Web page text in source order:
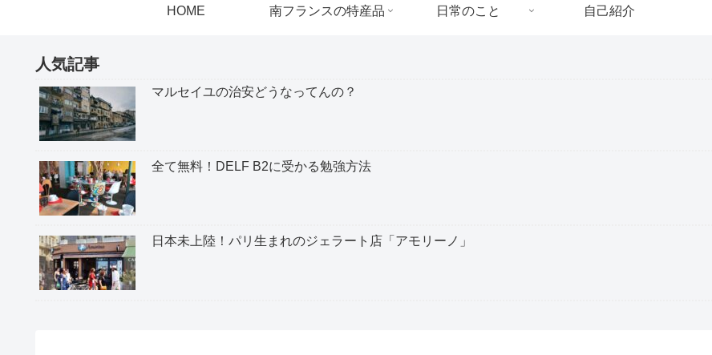
HOME 南フランスの特産品 日常のこと 自己紹介
人気記事
マルセイユの治安どうなってんの？
全て無料！DELF B2に受かる勉強方法
日本未上陸！パリ生まれのジェラート店「アモリーノ」